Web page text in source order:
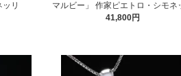
リ
マルビー」 作家ピエトロ・シモネ
41,800円